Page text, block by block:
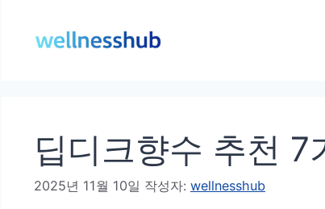
딥디크향수 추천
2025년 11월 10일 작성자: wellnesshub